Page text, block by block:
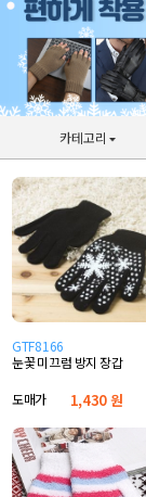
카테고리
GTF8166
눈꽃 미끄럼 방지 장갑
도매가
1,430 원